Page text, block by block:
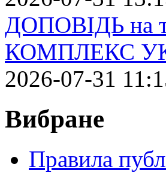
ДОПОВІДЬ
КОМПЛЕКС
2026-07-31
Вибране
Правила